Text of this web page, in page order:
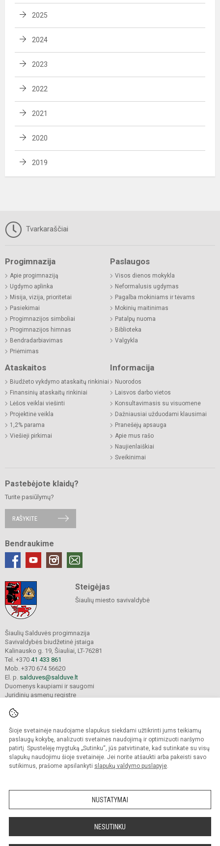
Šioje svetainėje naudojame slapukus siekdami užtikrinti jums teikiamų
paslaugų kokybę, analizuoti svetainės naudojimą ir optimizuoti naršymo
patirtį. Spustelėję mygtuką „Sutinku“, jūs patvirtinate, kad sutinkate su visų
slapukų naudojimu šioje svetainėje. Jei norite atšaukti arba pakeisti savo
sutikimus, prašome apsilankyti slapukų valdymo puslapyje.
NUSTATYMAI
NESUTINKU
2025
2024
2023
2022
2021
2020
2019
Tvarkaraščiai
Progimnazija
Apie progimnaziją
Ugdymo aplinka
Misija, vizija, prioritetai
Pasiekimai
Progimnazijos simboliai
Progimnazijos himnas
Bendradarbiavimas
Priėmimas
Paslaugos
Visos dienos mokykla
Neformalusis ugdymas
Pagalba mokiniams ir tėvams
Mokinių maitinimas
Patalpų nuoma
Biblioteka
Valgykla
Ataskaitos
Biudžeto vykdymo ataskaitų rinkiniai
Finansinių ataskaitų rinkiniai
Lėšos veiklai viešinti
Projektinė veikla
1,2% parama
Viešieji pirkimai
Informacija
Nuorodos
Laisvos darbo vietos
Konsultavimasis su visuomene
Dažniausiai užduodami klausimai
Pranešėjų apsauga
Apie mus rašo
Naujienlaiškiai
Sveikinimai
Pastebėjote klaidų?
Turite pasiūlymų?
RAŠYKITE
Bendraukime
Steigėjas
Šiaulių miesto savivaldybė
Šiaulių Salduvės progimnazija
Savivaldybės biudžetinė įstaiga
Kalinausko g. 19, Šiauliai, LT-76281
Tel. +370 41 433 861
Mob. +370 674 56620
El. p. salduves@salduve.lt
Duomenys kaupiami ir saugomi
Juridinių asmenų registre
© 2026. Šiaulių Salduvės progimnazija. Visos teisės saugomos.
Kopijuoti turinį be raštiško įstaigos administracijos sutikimo griežtai draudžiama.